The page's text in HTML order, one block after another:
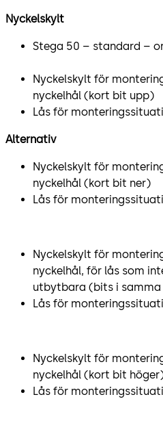
Nyckelskylt
Stega 50 – standard –
Nyckelskylt för
nyckelhål (kort bit upp)
Lås för
Alternativ
Nyckelskylt för
nyckelhål (kort bit ner)
Lås för
Nyckelskylt för
nyckelhål, för lås som
utbytbara (bits i
Lås för
Nyckelskylt för
nyckelhål (kort bit
Lås för